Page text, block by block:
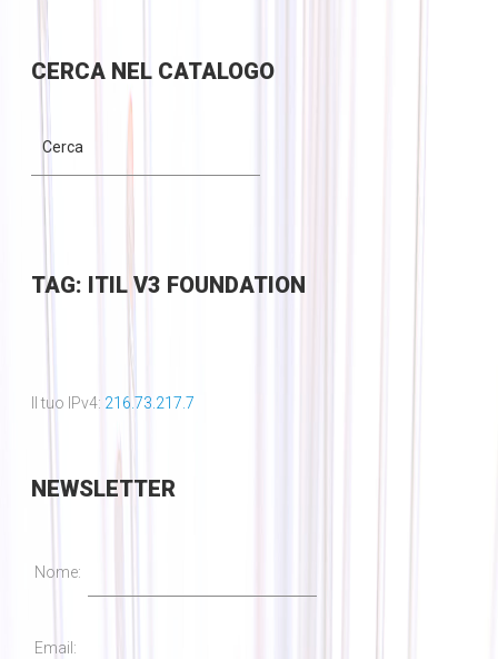
CERCANEL CATALOGO
TAG: ITIL V3 FOUNDATION
Il tuo IPv4: 216.73.217.7
NEWSLETTER
Nome:
Email: